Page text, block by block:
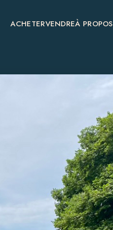
ACHETERVENDREÀ PROPOS